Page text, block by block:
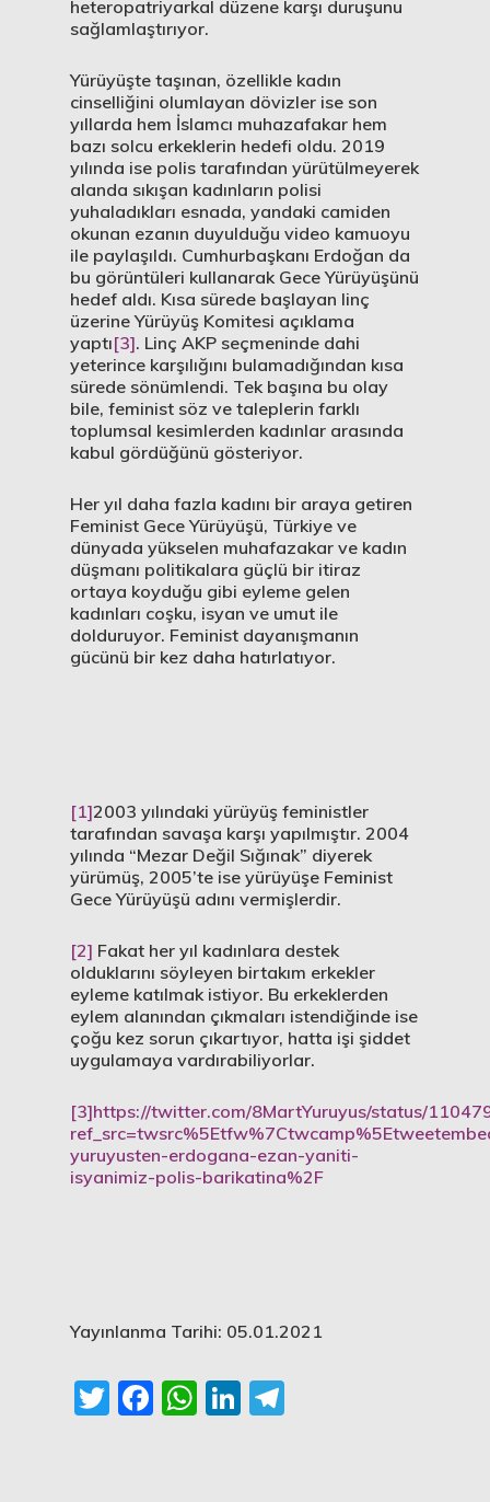
heteropatriyarkal düzene karşı duruşunu
sağlamlaştırıyor.
Yürüyüşte taşınan, özellikle kadın
cinselliğini olumlayan dövizler ise son
yıllarda hem İslamcı muhazafakar hem
bazı solcu erkeklerin hedefi oldu. 2019
yılında ise polis tarafından yürütülmeyerek
alanda sıkışan kadınların polisi
yuhaladıkları esnada, yandaki camiden
okunan ezanın duyulduğu video kamuoyu
ile paylaşıldı. Cumhurbaşkanı Erdoğan da
bu görüntüleri kullanarak Gece Yürüyüşünü
hedef aldı. Kısa sürede başlayan linç
üzerine Yürüyüş Komitesi açıklama
yaptı[3]. Linç AKP seçmeninde dahi
yeterince karşılığını bulamadığından kısa
sürede sönümlendi. Tek başına bu olay
bile, feminist söz ve taleplerin farklı
toplumsal kesimlerden kadınlar arasında
kabul gördüğünü gösteriyor.
Her yıl daha fazla kadını bir araya getiren
Feminist Gece Yürüyüşü, Türkiye ve
dünyada yükselen muhafazakar ve kadın
düşmanı politikalara güçlü bir itiraz
ortaya koyduğu gibi eyleme gelen
kadınları coşku, isyan ve umut ile
dolduruyor. Feminist dayanışmanın
gücünü bir kez daha hatırlatıyor.
[1]2003 yılındaki yürüyüş feministler
tarafından savaşa karşı yapılmıştır. 2004
yılında “Mezar Değil Sığınak” diyerek
yürümüş, 2005’te ise yürüyüşe Feminist
Gece Yürüyüşü adını vermişlerdir.
[2] Fakat her yıl kadınlara destek
olduklarını söyleyen birtakım erkekler
eyleme katılmak istiyor. Bu erkeklerden
eylem alanından çıkmaları istendiğinde ise
çoğu kez sorun çıkartıyor, hatta işi şiddet
uygulamaya vardırabiliyorlar.
[3]https://twitter.com/8MartYuruyus/status/
yuruyusten-erdogana-ezan-yaniti-
isyanimiz-polis-barikatina%2F
Yayınlanma Tarihi: 05.01.2021
Twitter
Facebook
WhatsApp
LinkedIn